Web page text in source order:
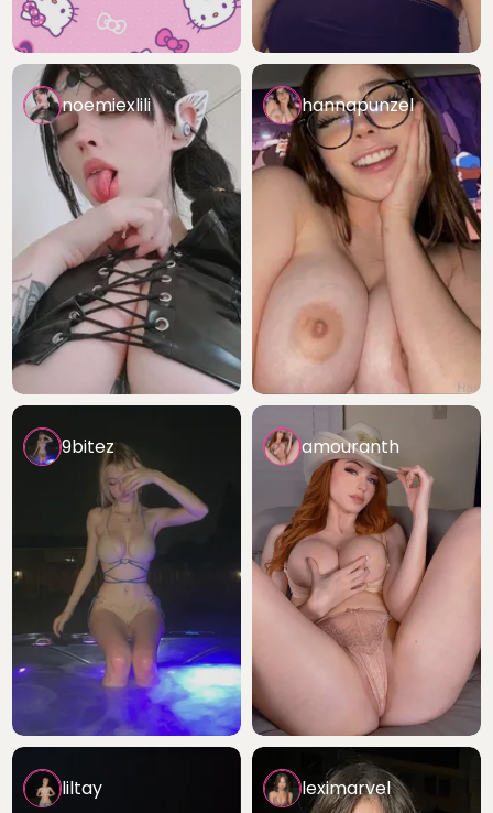
noemiexlili hannapunzel
9bitez amouranth
liltay leximarvel